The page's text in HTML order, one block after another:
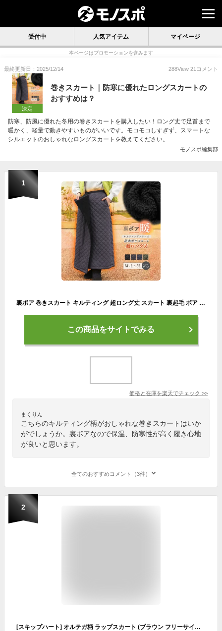
受付中 人気アイテム マイページ
本ページはプロモーションを含みます
最終更新日：2025/12/14 288View 21 コメント
決定
巻きスカート｜防寒に優れたロングスカートの
おすすめは？
防寒、防風に優れた冬用の巻きスカートを購入したい！ロング丈で足首まで
暖かく、軽量で動きやすいものがいいです。モコモコしすぎず、スマートな
シルエットのおしゃれなロングスカートを教えてください。
モノスポ編集部
1
裏ボア 巻きスカート キルティング 超ロング丈 スカート 裏起毛 ボア 大きいサイズ LL 3L ロングスカート 防寒対策 寒さ対策 ブランケット 冬用 撥水 静電気防止 厚手 超軽量 ボトムス レディース キルト マキシスカート マキシ丈 あったかい ch *00
この商品をサイトでみる
価格と在庫を楽天でチェック >>
まくりん
こちらのキルティング柄がおしゃれな巻きスカートはいか
がでしょうか。裏ボアなので保温、防寒性が高く履き心地
が良いと思います。
全てのおすすめコメント（3件）
2
[スキップハート] オルテガ柄 ラップスカート (ブラウン フリーサイズ) 裏ボアフリース ロング丈 巻きスカート